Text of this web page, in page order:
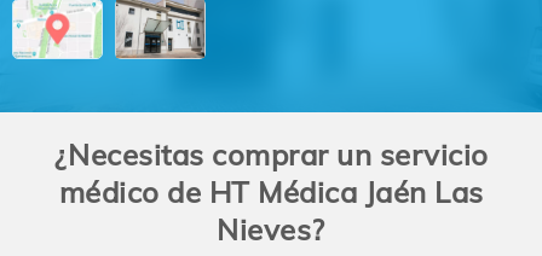
¿Necesitas comprar un servicio
médico de HT Médica Jaén Las
Nieves?